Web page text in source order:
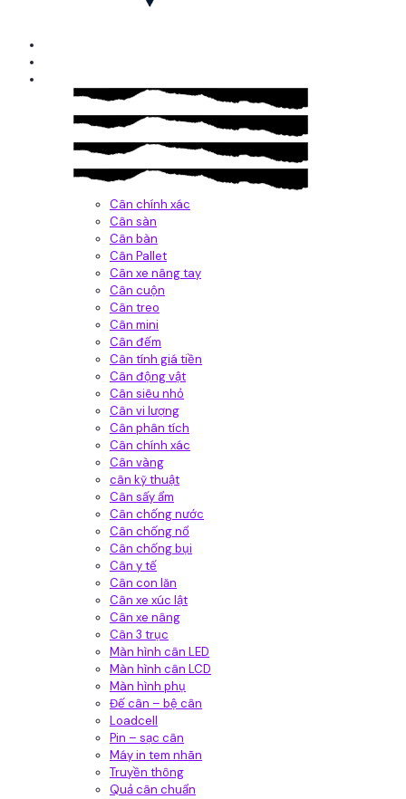
Cân chính xác
Cân sàn
Cân bàn
Cân Pallet
Cân xe nâng tay
Cân cuộn
Cân treo
Cân mini
Cân đếm
Cân tính giá tiền
Cân động vật
Cân siêu nhỏ
Cân vi lượng
Cân phân tích
Cân chính xác
Cân vàng
cân kỹ thuật
Cân sấy ẩm
Cân chống nước
Cân chống nổ
Cân chống bụi
Cân y tế
Cân con lăn
Cân xe xúc lật
Cân xe nâng
Cân 3 trục
Màn hình cân LED
Màn hình cân LCD
Màn hình phụ
Đế cân – bệ cân
Loadcell
Pin – sạc cân
Máy in tem nhãn
Truyền thông
Quả cân chuẩn